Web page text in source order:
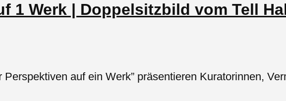
1 Werk | Doppelsitzbild vom Tell
Perspektiven auf ein Werk” präsentieren Kuratorinnen,